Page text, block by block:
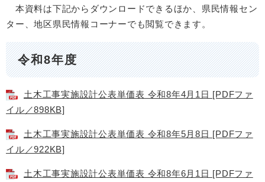
本資料は下記からダウンロードできるほか、県民情報セン
ター、地区県民情報コーナーでも閲覧できます。
令和8年度
土木工事実施設計公表単価表 令和8年4月1日 [PDFファ
イル／898KB]
土木工事実施設計公表単価表 令和8年5月8日 [PDFファ
イル／922KB]
土木工事実施設計公表単価表 令和8年6月1日 [PDFファ